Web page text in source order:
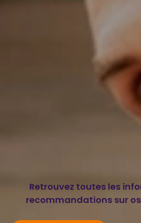
Retrouvez toutes les
recommandations sur